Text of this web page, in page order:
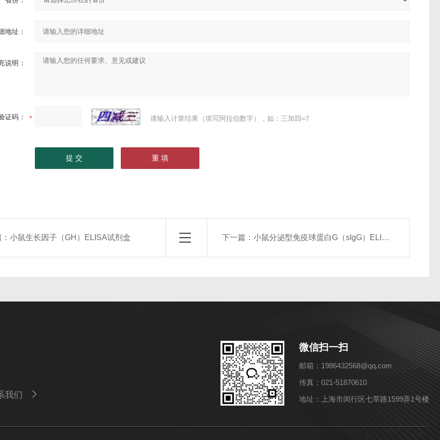
地址：
说明：
证码： 请输入计算结果（填写阿拉伯数字），如：三加四=7
：小鼠生长因子（GH）ELISA试剂盒 下一篇： 小鼠分泌型免疫球蛋白G（sIgG）ELISA试剂盒
我们
微信扫一扫
邮箱：1986432568@qq.com
传真：021-51870610
地址：上海市闵行区七莘路1599弄1号楼